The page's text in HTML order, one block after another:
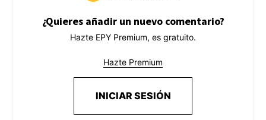
¿Quieres añadir un nuevo comentario?
Hazte EPY Premium, es gratuito.
Hazte Premium
INICIAR SESIÓN